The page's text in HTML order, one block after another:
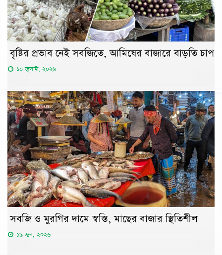
বৃষ্টির প্রভাব নেই সবজিতে, আমিষের বাজারে বাড়তি চাপ
১০ জুলাই, ২০২৬
সবজি ও মুরগির দামে স্বস্তি, মাছের বাজার স্থিতিশীল
১৯ জুন, ২০২৬